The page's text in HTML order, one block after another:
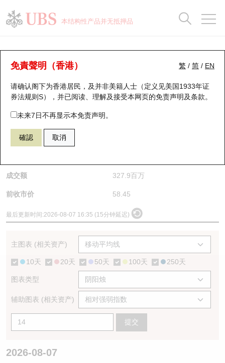
本结构性产品并无抵押品
繁 / 简 / EN
免責聲明（香港）
请确认阁下为香港居民，及并非美籍人士（定义见美国1933年证
券法规则S），并已阅读、理解及接受本网页的免责声明及条款。
未来7日不再显示本免责声明。
確認 取消
正股分析仪
2382 舜宇光学科技
(2382) 舜宇光学科技
$58.95 0.5 (+0.85%)
成交额 327.9百万
前收市价 58.45
最后更新时间:2026-08-07 16:35 (15分钟延迟)
主图表 (相关资产)
10天 20天 50天 100天 250天
图表类型
辅助图表 (相关资产)
提交
2026-08-07
瑞银认股证一览
新发行瑞银认股证
即将到期认股证
认股证到期结算价查找
认股证分析仪
引伸波幅比较图
认股证文件及公告
认股证文件及公告 (瑞信)
街货统计
比较
牛熊全景快搜
牛熊证搜寻
牛熊证街货分布图
正股牛熊证列表
新发行瑞银牛熊证
即将到期牛熊证
牛熊证到期结算价查找
牛熊证分析仪
牛熊证文件及公告
街货统计
比较
十大升幅/跌幅
十大认股证成交分布
十天股证占大市成交
资金流
街货统计
正股分析仪
二十大活跃股份
恒指成份股
国指成份股
科指成份股
业绩及经济日历
AH 股价对照
ADR
持股比重
显示所有持股比重
每月轮证大市专题
轮证专栏
讲座及教育短片
认股证投资者教育
牛熊证投资者教育